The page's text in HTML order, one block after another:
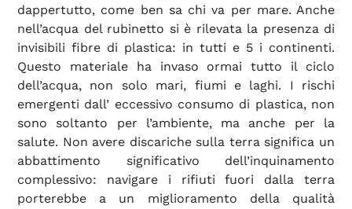
dappertutto, come ben sa chi va per mare. Anche
nell’acqua del rubinetto si è rilevata la presenza di
invisibili fibre di plastica: in tutti e 5 i continenti.
Questo materiale ha invaso ormai tutto il ciclo
dell’acqua, non solo mari, fiumi e laghi. I rischi
emergenti dall’ eccessivo consumo di plastica, non
sono soltanto per l’ambiente, ma anche per la
salute. Non avere discariche sulla terra significa un
abbattimento significativo dell’inquinamento
complessivo: navigare i rifiuti fuori dalla terra
porterebbe a un miglioramento della qualità